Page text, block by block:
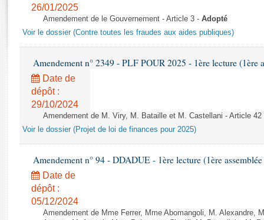
Rapports d'information
Rapports d'enquête
Rapports sur l'application des lois
Baromètre de l’application des lois
Dossiers législatifs
Liens vers les sites publics
26/01/2025
Amendement de le Gouvernement - Article 3 - Adopté
Voir le dossier (Contre toutes les fraudes aux aides publiques)
Amendement n° 2349 - PLF POUR 2025 - 1ère lecture (1ère
Date de
dépôt :
29/10/2024
Amendement de M. Viry, M. Bataille et M. Castellani - Article
Voir le dossier (Projet de loi de finances pour 2025)
Amendement n° 94 - DDADUE - 1ère lecture (1ère
Date de
dépôt :
05/12/2024
Amendement de Mme Ferrer, Mme Abomangoli, M. Alexandre,